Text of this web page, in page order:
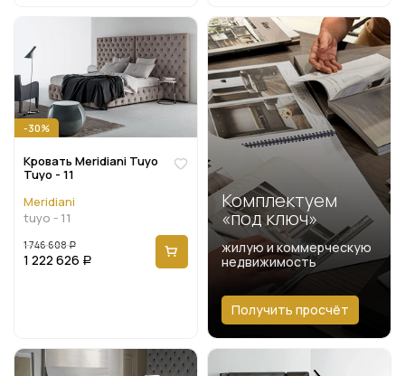
-30%
Кровать Meridiani Tuyo
Tuyo - 11
Meridiani
tuyo - 11
1 746 608 Р
1 222 626 Р
Комплектуем
«под ключ»
жилую и коммерческую
недвижимость
Получить просчёт